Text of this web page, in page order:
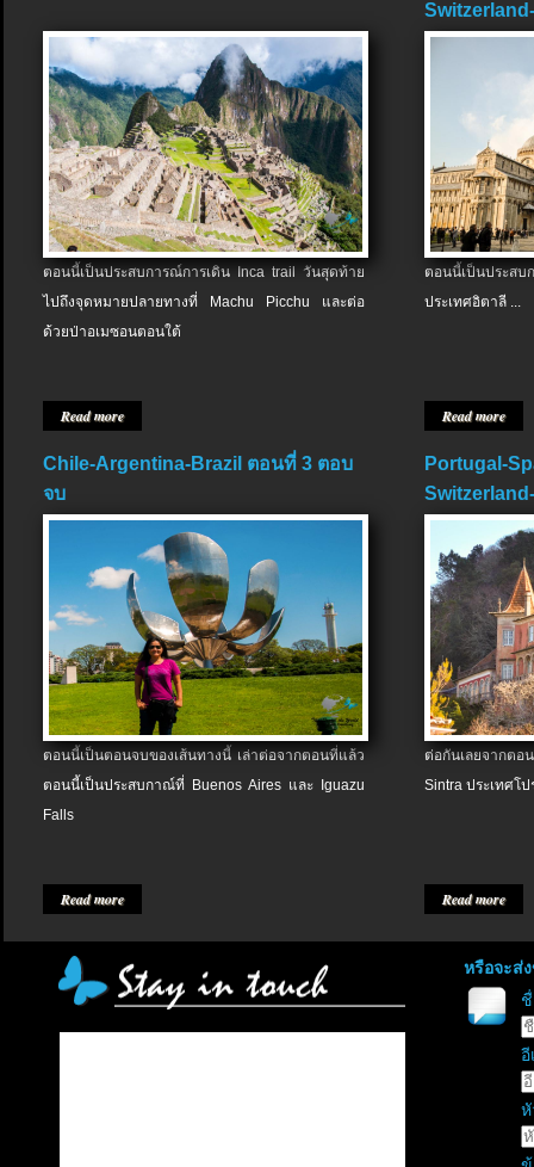
ตอนนี้เป็นประสบการณ์การเดิน Inca trail วันสุดท้าย
ไปถึงจุดหมายปลายทางที่ Machu Picchu และต่อ
ด้วยป่าอเมซอนตอนใต้
Read more
ตอนนี้เป็นประส
ประเทศอิตาลี ...
Read more
Chile-Argentina-Brazil ตอนที่ 3 ตอบ
จบ
ตอนนี้เป็นตอนจบของเส้นทางนี้ เล่าต่อจากตอนที่แล้ว
ตอนนี้เป็นประสบกาณ์ที่ Buenos Aires และ Iguazu
Falls
Read more
Portugal-
ต่อกันเลยจากต
Sintra ประเทศโป
Read more
หรือจะส่
อี
หั